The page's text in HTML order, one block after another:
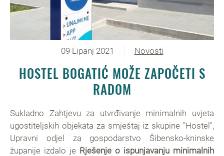
09 Lipanj 2021 Novosti
HOSTEL BOGATIĆ MOŽE ZAPOČETI S
RADOM
Sukladno Zahtjevu za utvrđivanje minimalnih uvjeta
ugostiteljskih objekata za smještaj iz skupine "Hostel",
Upravni odjel za gospodarstvo Šibensko-kninske
županije izdalo je Rješenje o ispunjavanju minimalnih